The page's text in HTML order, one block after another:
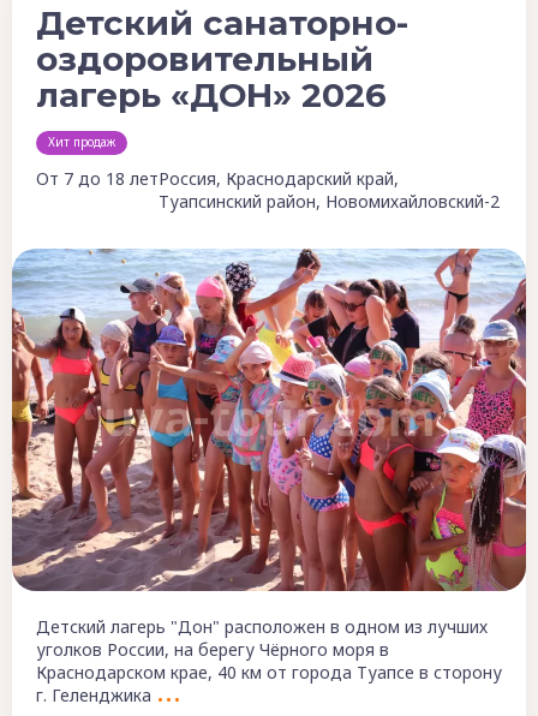
Детский санаторно-
оздоровительный
лагерь «ДОН» 2026
Хит продаж
От 7 до 18 летРоссия, Краснодарский край,
Туапсинский район, Новомихайловский-2
Детский лагерь "Дон" расположен в одном из лучших
уголков России, на берегу Чёрного моря в
Краснодарском крае, 40 км от города Туапсе в сторону
г. Геленджика